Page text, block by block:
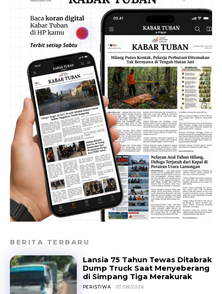
BERITA TERBARU
Lansia 75 Tahun Tewas Ditabrak
Dump Truck Saat Menyeberang
di Simpang Tiga Merakurak
PERISTIWA 07/08/2026